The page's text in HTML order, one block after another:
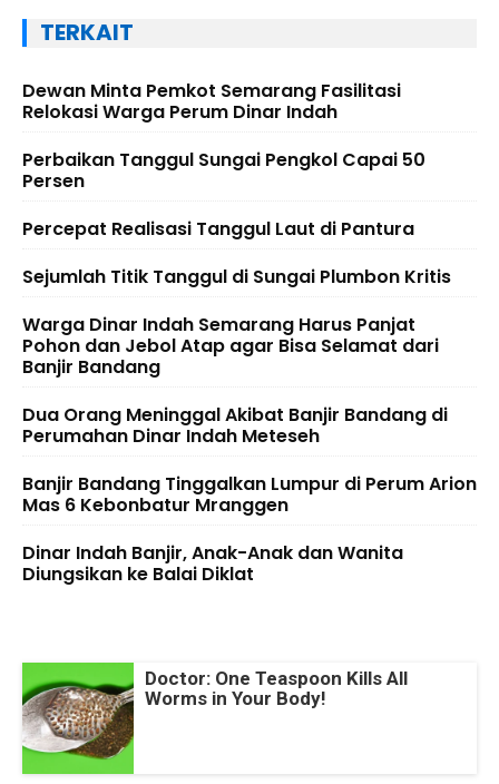
TERKAIT
Dewan Minta Pemkot Semarang Fasilitasi
Relokasi Warga Perum Dinar Indah
Perbaikan Tanggul Sungai Pengkol Capai 50
Persen
Percepat Realisasi Tanggul Laut di Pantura
Sejumlah Titik Tanggul di Sungai Plumbon Kritis
Warga Dinar Indah Semarang Harus Panjat
Pohon dan Jebol Atap agar Bisa Selamat dari
Banjir Bandang
Dua Orang Meninggal Akibat Banjir Bandang di
Perumahan Dinar Indah Meteseh
Banjir Bandang Tinggalkan Lumpur di Perum Arion
Mas 6 Kebonbatur Mranggen
Dinar Indah Banjir, Anak-Anak dan Wanita
Diungsikan ke Balai Diklat
Doctor: One Teaspoon Kills All
Worms in Your Body!